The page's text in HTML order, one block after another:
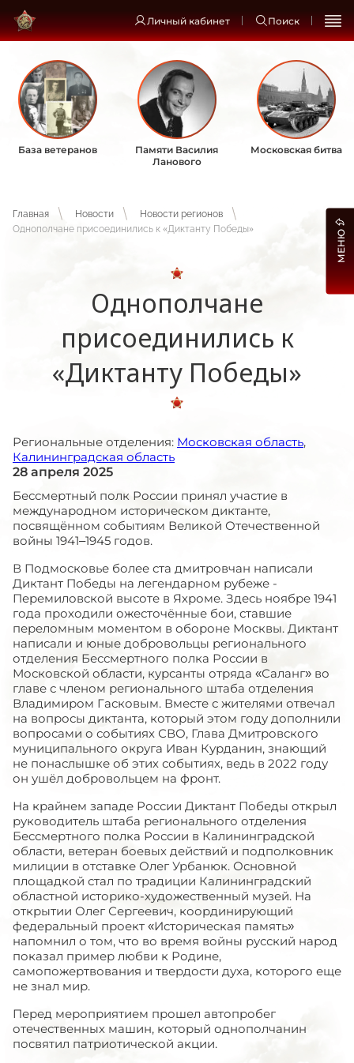
Личный кабинет Поиск
База ветеранов
Памяти Василия
Ланового
Московская битва
Главная Новости
Новости регионов
Однополчане присоединились к «Диктанту Победы»
Однополчане
присоединились к
«Диктанту Победы»
Региональные отделения: Московская область,
Калининградская область
28 апреля 2025
Бессмертный полк России принял участие в
международном историческом диктанте,
посвящённом событиям Великой Отечественной
войны 1941–1945 годов.
В Подмосковье более ста дмитровчан написали
Диктант Победы на легендарном рубеже -
Перемиловской высоте в Яхроме. Здесь ноябре 1941
года проходили ожесточённые бои, ставшие
переломным моментом в обороне Москвы. Диктант
написали и юные добровольцы регионального
отделения Бессмертного полка России в
Московской области, курсанты отряда «Саланг» во
главе с членом регионального штаба отделения
Владимиром Гасковым. Вместе с жителями отвечал
на вопросы диктанта, который этом году дополнили
вопросами о событиях СВО, Глава Дмитровского
муниципального округа Иван Курданин, знающий
не понаслышке об этих событиях, ведь в 2022 году
он ушёл добровольцем на фронт.
На крайнем западе России Диктант Победы открыл
руководитель штаба регионального отделения
Бессмертного полка России в Калининградской
области, ветеран боевых действий и подполковник
милиции в отставке Олег Урбанюк. Основной
площадкой стал по традиции Калининградский
областной историко-художественный музей. На
открытии Олег Сергеевич, координирующий
федеральный проект «Историческая память»
напомнил о том, что во время войны русский народ
показал пример любви к Родине,
самопожертвования и твердости духа, которого еще
не знал мир.
Перед мероприятием прошел автопробег
отечественных машин, который однополчанин
посвятил патриотической акции.
МЕНЮ